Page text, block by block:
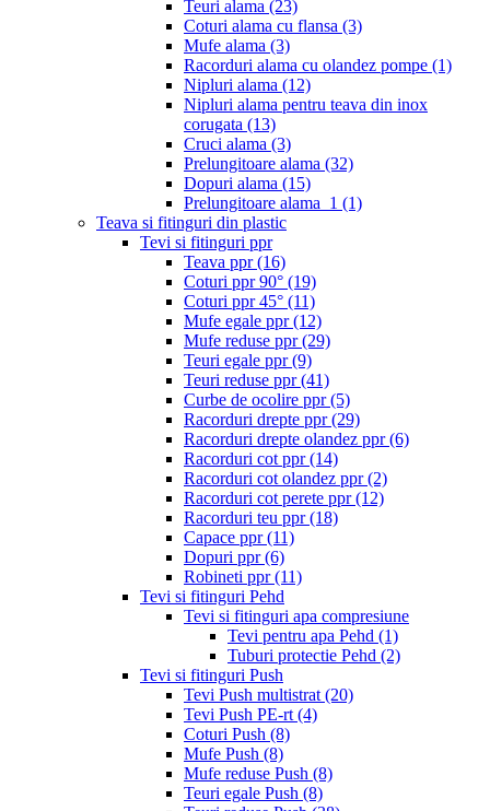
Teuri alama (23)
Coturi alama cu flansa (3)
Mufe alama (3)
Racorduri alama cu olandez pompe (1)
Nipluri alama (12)
Nipluri alama pentru teava din inox
corugata (13)
Cruci alama (3)
Prelungitoare alama (32)
Dopuri alama (15)
Prelungitoare alama_1 (1)
Teava si fitinguri din plastic
Tevi si fitinguri ppr
Teava ppr(16)
Coturi ppr 90° (19)
Coturi ppr 45° (11)
Mufe egale ppr(12)
Mufe reduse ppr(29)
Teuri egale ppr(9)
Teuri reduse ppr(41)
Curbe de ocolire ppr(5)
Racorduri drepte ppr(29)
Racorduri drepte olandez ppr(6)
Racorduri cot ppr(14)
Racorduri cot olandez ppr(2)
Racorduri cot perete ppr(12)
Racorduri teu ppr(18)
Capace ppr(11)
Dopuri ppr(6)
Robineti ppr(11)
Tevi si fitinguri Pehd
Tevi si fitinguri apa compresiune
Tevi pentru apa Pehd (1)
Tuburi protectie Pehd (2)
Tevi si fitinguri Push
Tevi Push multistrat (20)
Tevi Push PE-rt (4)
Coturi Push (8)
Mufe Push (8)
Mufe reduse Push (8)
Teuri egale Push (8)